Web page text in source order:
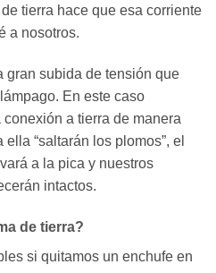
tierra hace que esa corriente
a nosotros.
gran subida de tensión que
En este caso
a tierra de manera
“saltarán los plomos”, el
a la pica y nuestros
intactos.
de tierra?
si quitamos un enchufe en